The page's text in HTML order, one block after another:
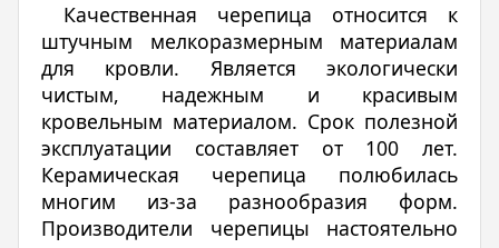
Качественная черепица относится к
штучным мелкоразмерным материалам
для кровли. Является экологически
чистым, надежным и красивым
кровельным материалом. Срок полезной
эксплуатации составляет от 100 лет.
Керамическая черепица полюбилась
многим из-за разнообразия форм.
Производители черепицы настоятельно